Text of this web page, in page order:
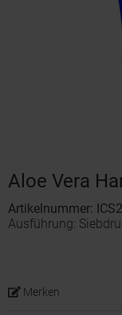
Aloe Vera
Artikelnummer:
Ausführung:
Merken